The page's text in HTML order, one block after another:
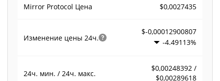
Mirror Protocol Цена $0,0027435
Изменение цены 24ч.
$-0,00012900807
-4.49113%
24ч. мин. / 24ч. макс.
$0,00248392 /
$0,00289618